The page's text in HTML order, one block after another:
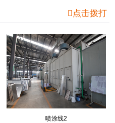
点击拨打
喷涂线2